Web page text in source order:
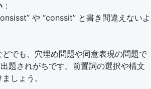
：
や “conssit” と書き間違えないよ
でも、穴埋め問題や同意表現の問題で
題されがちです。前置詞の選択や構文
しょう。